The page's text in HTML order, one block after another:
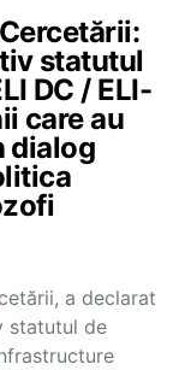
statutul
DC / ELI-
care au
dialog
a declarat
statutul de